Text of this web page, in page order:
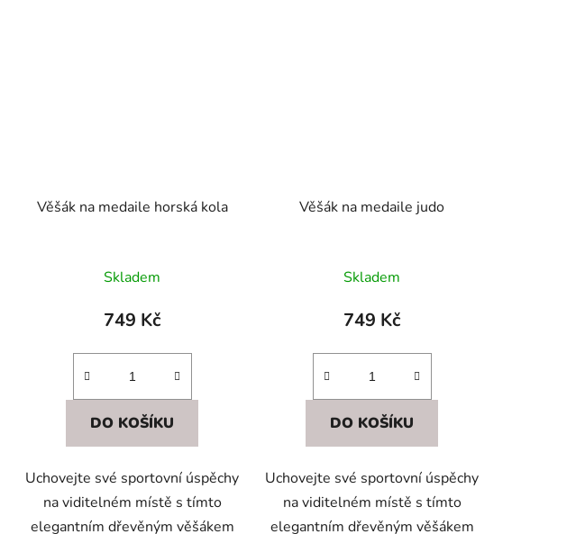
Věšák na medaile horská kola
Skladem
749 Kč
DO KOŠÍKU
Uchovejte své sportovní úspěchy
na viditelném místě s tímto
elegantním dřevěným věšákem
Věšák na medaile judo
Skladem
749 Kč
DO KOŠÍKU
Uchovejte své sportovní úspěchy
na viditelném místě s tímto
elegantním dřevěným věšákem